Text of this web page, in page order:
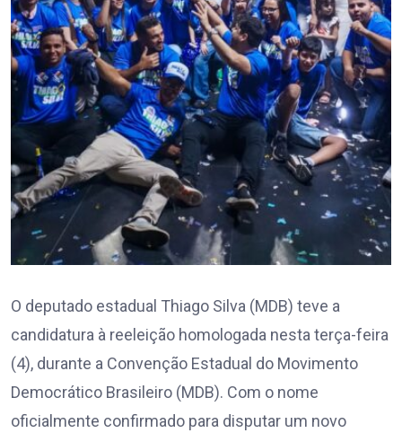
O deputado estadual Thiago Silva (MDB) teve a
candidatura à reeleição homologada nesta terça-feira
(4), durante a Convenção Estadual do Movimento
Democrático Brasileiro (MDB). Com o nome
oficialmente confirmado para disputar um novo